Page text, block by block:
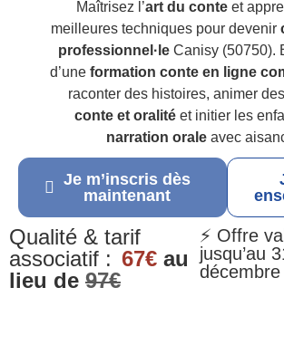
Maîtrisez l’art du conteet
meilleures techniques pour devenir
professionnel·le Canisy (50750).
d’une formation conte en ligne
raconter des histoires, animer des
conte et oralité et initier les
narration orale avec
Je m’inscris dès
maintenant
Qualité & tarif
associatif : 67€ au
lieu de 97€
⚡ Offre
jusqu’au
décembre